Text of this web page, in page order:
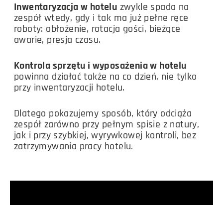
Inwentaryzacja w hotelu zwykle spada na
zespół wtedy, gdy i tak ma już pełne ręce
roboty: obłożenie, rotacja gości, bieżące
awarie, presja czasu.
Kontrola sprzętu i wyposażenia w hotelu
powinna działać także na co dzień, nie tylko
przy inwentaryzacji hotelu.
Dlatego pokazujemy sposób, który odciąża
zespół zarówno przy pełnym spisie z natury,
jak i przy szybkiej, wyrywkowej kontroli, bez
zatrzymywania pracy hotelu.